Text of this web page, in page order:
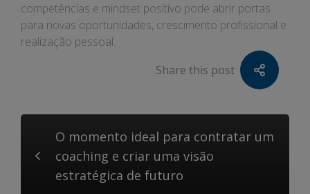
competências e mindset positivo pode abrir portas
para novas oportunidades, crescimento profissional e
realização pessoal.
Share this post
O momento ideal para contratar um
coaching e criar uma visão
estratégica de futuro